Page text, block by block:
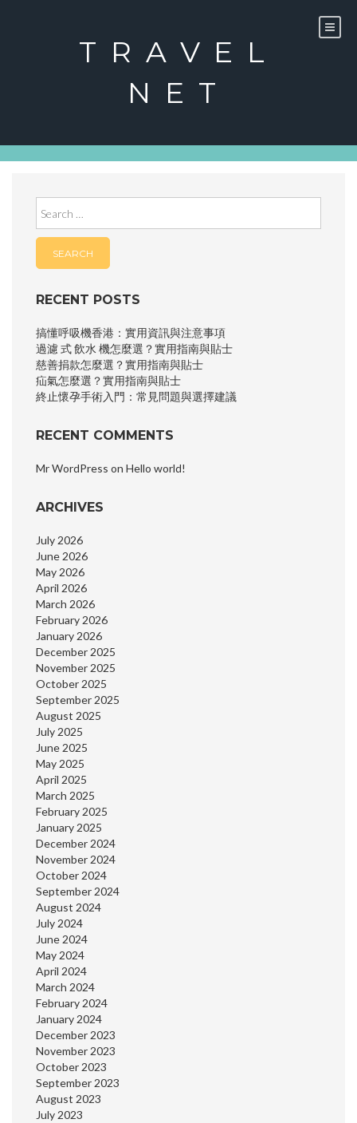
TRAVEL
NET
for:
RECENT POSTS
搞懂呼吸機香港：實用資訊與注意事項
過濾 式 飲水 機怎麼選？實用指南與貼士
慈善捐款怎麼選？實用指南與貼士
疝氣怎麼選？實用指南與貼士
終止懷孕手術入門：常見問題與選擇建議
RECENT COMMENTS
Mr WordPress on Hello world!
ARCHIVES
July 2026
June 2026
May 2026
April 2026
March 2026
February 2026
January 2026
December 2025
November 2025
October 2025
September 2025
August 2025
July 2025
June 2025
May 2025
April 2025
March 2025
February 2025
January 2025
December 2024
November 2024
October 2024
September 2024
August 2024
July 2024
June 2024
May 2024
April 2024
March 2024
February 2024
January 2024
December 2023
November 2023
October 2023
September 2023
August 2023
July 2023